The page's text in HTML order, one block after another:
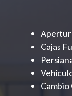
Cajas
Cambio